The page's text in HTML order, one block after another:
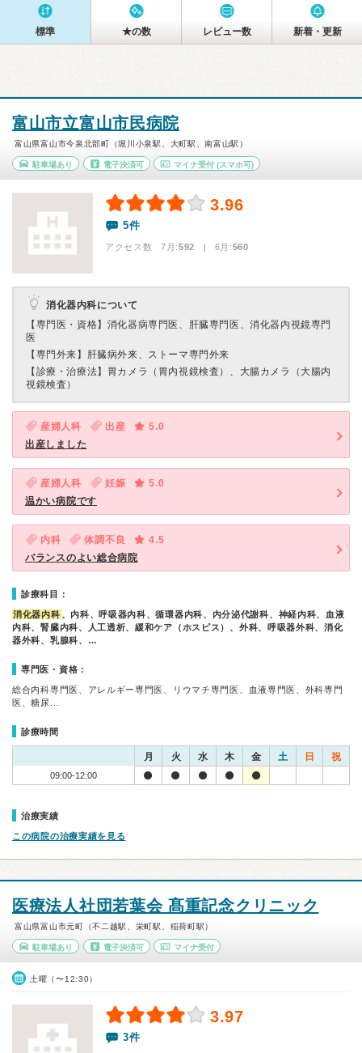
標準 ★の数 レビュー数 新着・更新
富山市立富山市民病院
富山県富山市今泉北部町（堀川小泉駅、大町駅、南富山駅）
駐車場あり 電子決済可 マイナ受付 (スマホ可)
3.96
5件
アクセス数 7月:592 | 6月:560
消化器内科について
【専門医・資格】 消化器病専門医、肝臓専門医、消化器内視鏡専門
医
【専門外来】 肝臓病外来、ストーマ専門外来
【診療・治療法】 胃カメラ（胃内視鏡検査）、大腸カメラ（大腸内
視鏡検査）
産婦人科 出産
5.0
出産しました
産婦人科 妊娠
5.0
温かい病院です
内科 体調不良
4.5
バランスのよい総合病院
診療科目：
消化器内科 、内科、呼吸器内科、循環器内科、内分泌代謝科、神経内科、血液
内科、腎臓内科、人工透析、緩和ケア（ホスピス）、外科、呼吸器外科、消化
器外科、乳腺科、…
専門医・資格：
総合内科専門医、アレルギー専門医、リウマチ専門医、血液専門医、外科専門
医、糖尿…
診療時間
月 火 水 木 金 土 日 祝
09:00-12:00
治療実績
この病院の治療実績を見る
医療法人社団若葉会 髙重記念クリニック
富山県富山市元町（不二越駅、栄町駅、稲荷町駅）
駐車場あり 電子決済可 マイナ受付
土曜（〜12:30）
3.97
3件